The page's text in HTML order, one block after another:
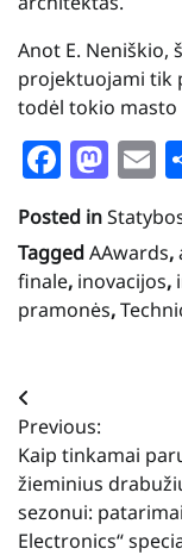
Anot E. Neniškio,
projektuojami tik
todėl tokio masto
Posted in
TaggedAAwards,
finale, inovacijos,
pramonės,
Navigacija
tarp
įrašų
Previous:
Kaip tinkamai
žieminius
sezonui:
Electronics“